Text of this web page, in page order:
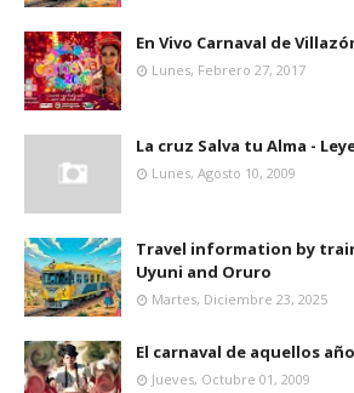
En Vivo Carnaval de
Lunes, Febrero 27, 2017
La cruz Salva tu Alma -
Lunes, Agosto 10, 2009
Travel information by
Uyuni and Oruro
Martes, Diciembre 23, 2025
El carnaval de aquellos
Jueves, Octubre 01, 2009